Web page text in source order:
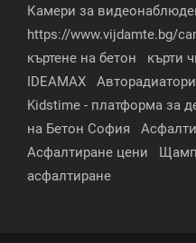
Камери за
https://www.vijdamte.bg/
къртене на бетон
кърти
IDEAMAX
Авторадиатори
Kidstime - платформа за
на Бетон София
Асфалтиране цени
асфалтиране